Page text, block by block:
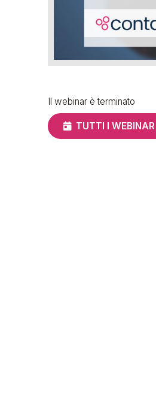
Il webinar è terminato
TUTTI I WEBINAR